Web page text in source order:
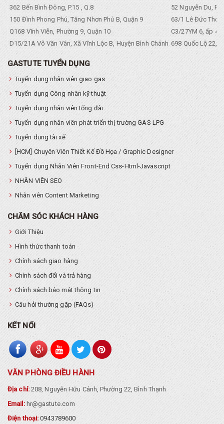
362 Bến Bình Đông, P.15 , Q.8
52 Nguyễn Du,
150 Đình Phong Phú, Tăng Nhơn Phú B, Quận 9
63/1 Lê Đức Thọ,
Q168 Vĩnh Viễn, Phường 9, Quận 10
C3/27YM 6, ấp 4,
D15/21A Võ Văn Vân, Xã Vĩnh Lộc B, Huyện Bình Chánh 698 Quốc Lộ 22,
GASTUTE TUYỂN DỤNG
Tuyển dụng nhân viên giao gas
Tuyển dụng Công nhân kỹ thuật
Tuyển dụng nhân viên tổng đài
Tuyển dụng nhân viên phát triển thị trường GAS LPG
Tuyển dụng tài xế
[HCM] Chuyên Viên Thiết Kế Đồ Họa / Graphic Designer
Tuyển dụng Nhân Viên Front-End Css-Html-Javascript
NHÂN VIÊN SEO
Nhân viên Content Marketing
CHĂM SÓC KHÁCH HÀNG
Giới Thiệu
Hình thức thanh toán
Chính sách giao hàng
Chính sách đổi và trả hàng
Chính sách bảo mật thông tin
Câu hỏi thường gặp (FAQs)
KẾT NỐI
VĂN PHÒNG ĐIỀU HÀNH
Địa chỉ:208, Nguyễn Hữu Cảnh, Phường 22, Bình Thạnh
Email:hr@gastute.com
Điện thoại:0943789600